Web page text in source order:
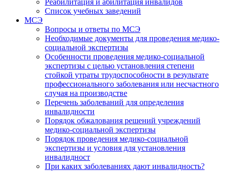
Реабилитация и абилитация инвалидов
Список учебных заведений
МСЭ
Вопросы и ответы по МСЭ
Необходимые документы для проведения медико-
социальной экспертизы
Особенности проведения медико-социальной
экспертизы с целью установления степени
стойкой утраты трудоспособности в результате
профессионального заболевания или несчастного
случая на производстве
Перечень заболеваний для определения
инвалидности
Порядок обжалования решений учреждений
медико-социальной экспертизы
Порядок проведения медико-социальной
экспертизы и условия для установления
инвалидност
При каких заболеваниях дают инвалидность?